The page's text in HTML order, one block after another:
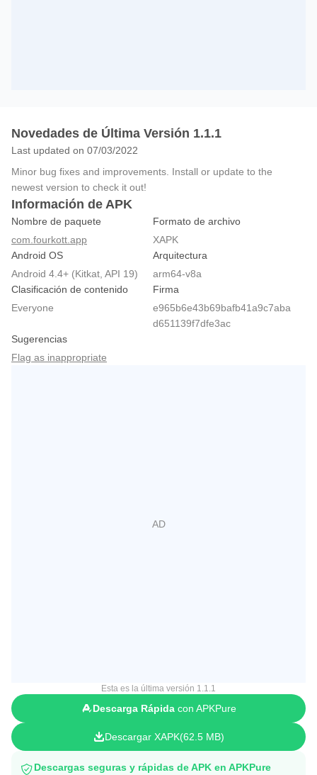
Novedades de Última Versión 1.1.1
Last updated on 07/03/2022
Minor bug fixes and improvements. Install or update to the
newest version to check it out!
Información de APK
Nombre de paquete
com.fourkott.app
Formato de archivo
XAPK
Android OS
Android 4.4+ (Kitkat, API 19)
Arquitectura
arm64-v8a
Clasificación de contenido
Everyone
Firma
e965b6e43b69bafb41a9c7aba
d651139f7dfe3ac
Sugerencias
Flag as inappropriate
Esta es la última versión 1.1.1
Descarga Rápidacon APKPure
Descargar XAPK 62.5 MB
Descargas seguras y rápidas de APK en APKPure